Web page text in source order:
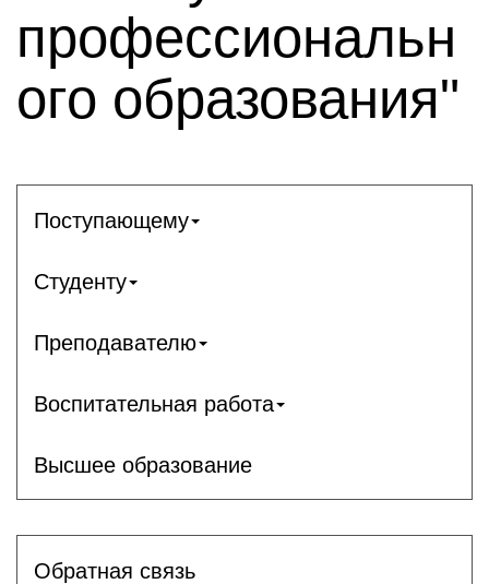
профессиональн
ого образования"
Поступающему
Студенту
Преподавателю
Воспитательная работа
Высшее образование
Обратная связь